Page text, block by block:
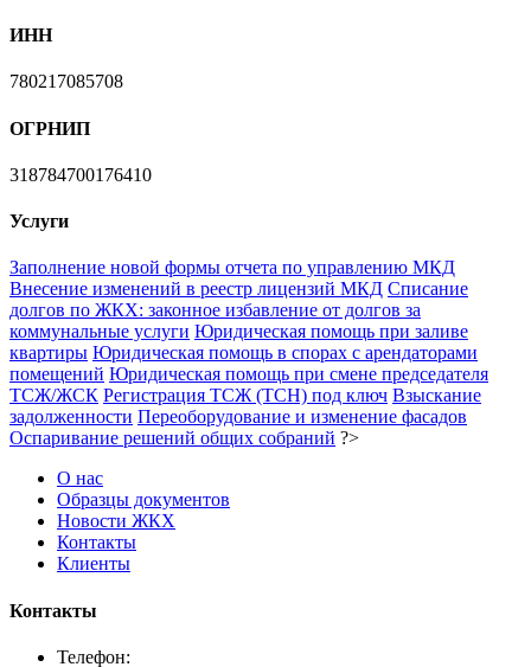
ИНН
780217085708
ОГРНИП
318784700176410
Услуги
Заполнение новой формы отчета по управлению МКД
Внесение изменений в реестр лицензий МКД Списание
долгов по ЖКХ: законное избавление от долгов за
коммунальные услуги Юридическая помощь при заливе
квартиры Юридическая помощь в спорах с арендаторами
помещений Юридическая помощь при смене председателя
ТСЖ/ЖСК Регистрация ТСЖ (ТСН) под ключ Взыскание
задолженности Переоборудование и изменение фасадов
Оспаривание решений общих собраний ?>
О нас
Образцы документов
Новости ЖКХ
Контакты
Клиенты
Контакты
Телефон: